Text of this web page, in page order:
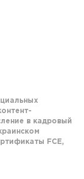
в кадровый
FCE,